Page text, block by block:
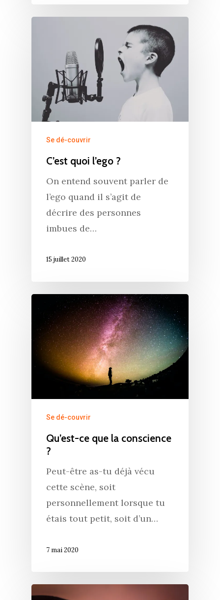
Se dé-couvrir
C’est quoi l’ego ?
On entend souvent parler de
l’ego quand il s’agit de
décrire des personnes
imbues de…
15 juillet 2020
Se dé-couvrir
Qu’est-ce que la conscience
?
Peut-être as-tu déjà vécu
cette scène, soit
personnellement lorsque tu
étais tout petit, soit d’un…
7 mai 2020